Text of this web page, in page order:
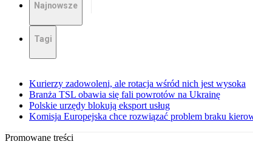
Najnowsze
Tagi
Kurierzy zadowoleni, ale rotacja wśród nich jest wysoka
Branża TSL obawia się fali powrotów na Ukrainę
Polskie urzędy blokują eksport usług
Komisja Europejska chce rozwiązać problem braku
Promowane treści